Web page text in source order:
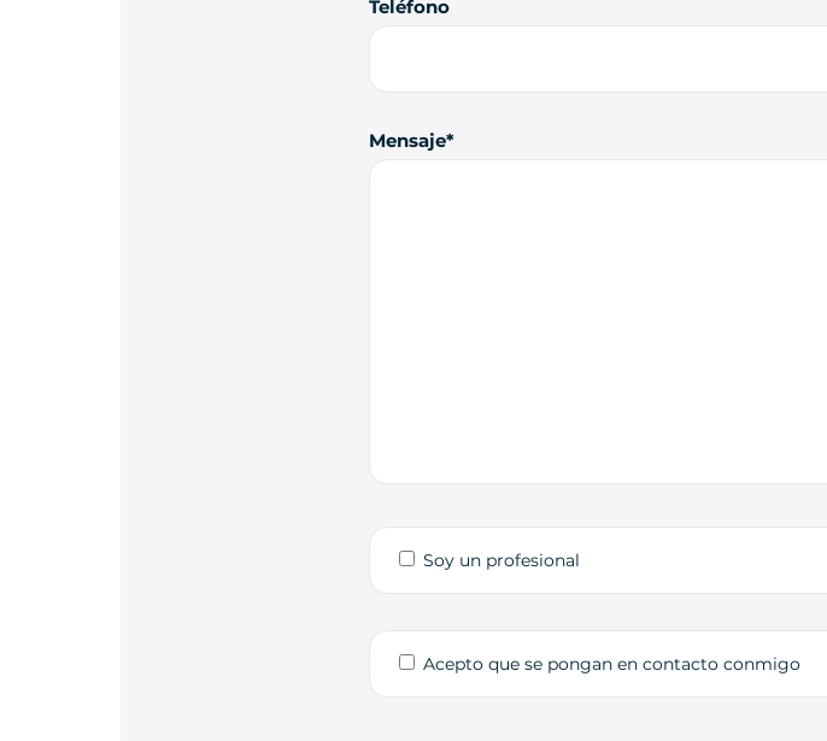
Teléfono
Mensaje
Soy un profesional
Acepto que se pongan en contacto conmigo